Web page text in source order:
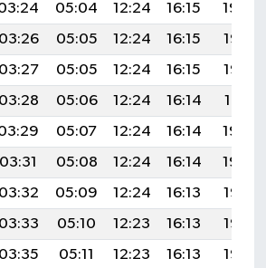
05:04 12:24 16:15
19:34
03:26 05:05 12:24 16:15
19:33
03:27 05:05 12:24 16:15
19:32
03:28 05:06 12:24 16:14
19:31
05:07 12:24 16:14
19:30
03:31 05:08 12:24 16:14
19:29
03:32 05:09 12:24 16:13
19:28
03:33 05:10 12:23 16:13
19:27
03:35 05:11 12:23 16:13
19:26